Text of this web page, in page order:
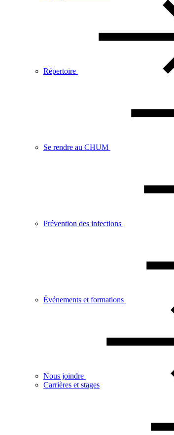
Répertoire
Se rendre au CHUM
Prévention des infections
Événements et formations
Nous joindre
Carrières et stages